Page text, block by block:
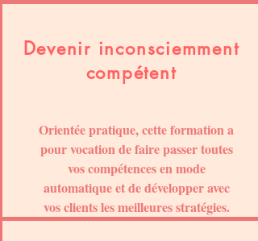
Devenir inconsciemment
compétent
Orientée pratique, cette formation a
pour vocation de faire passer toutes
vos compétences en mode
automatique et de développer avec
vos clients les meilleures stratégies.